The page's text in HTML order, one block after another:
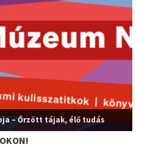
– Őrzött tájak, élő tudás